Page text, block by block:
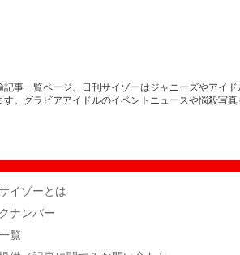
記事一覧ページ。日刊サイゾーはジャニーズやアイ
す。グラビアアイドルのイベントニュースや悩殺写
イゾーとは
ナンバー
覧